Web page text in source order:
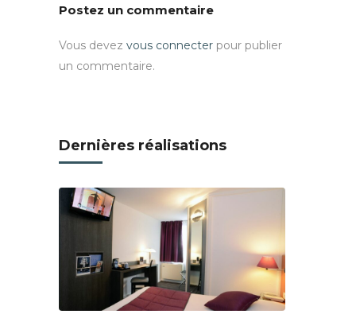
Postez un commentaire
Vous devez vous connecter pour publier
un commentaire.
Dernières réalisations